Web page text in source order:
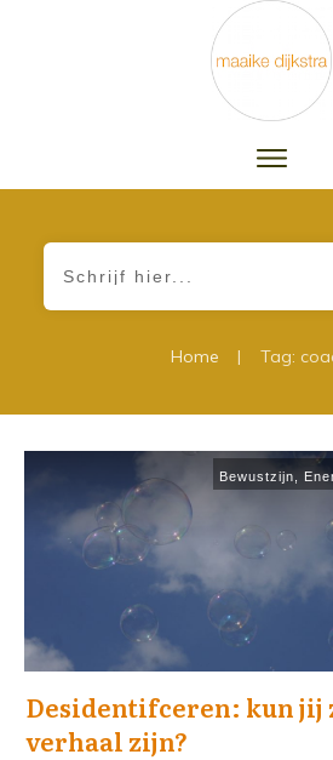
Home | Tag:
Bewustzijn
Desidentifceren: kun jij
verhaal zijn?